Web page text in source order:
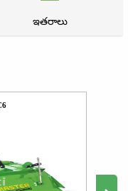
ఇతరాలు